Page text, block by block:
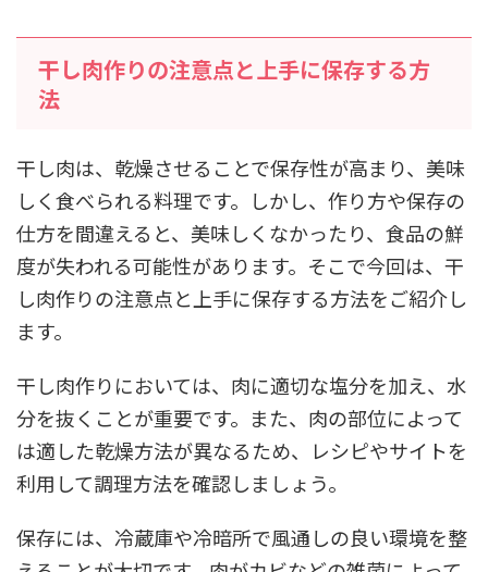
干し肉作りの注意点と上手に保存する方
法
干し肉は、乾燥させることで保存性が高まり、美味
しく食べられる料理です。しかし、作り方や保存の
仕方を間違えると、美味しくなかったり、食品の鮮
度が失われる可能性があります。そこで今回は、干
し肉作りの注意点と上手に保存する方法をご紹介し
ます。
干し肉作りにおいては、肉に適切な塩分を加え、水
分を抜くことが重要です。また、肉の部位によって
は適した乾燥方法が異なるため、レシピやサイトを
利用して調理方法を確認しましょう。
保存には、冷蔵庫や冷暗所で風通しの良い環境を整